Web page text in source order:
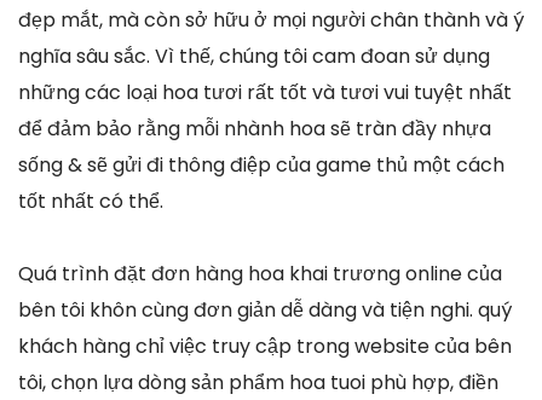
đẹp mắt, mà còn sở hữu ở mọi người chân thành và ý
nghĩa sâu sắc. Vì thế, chúng tôi cam đoan sử dụng
những các loại hoa tươi rất tốt và tươi vui tuyệt nhất
để đảm bảo rằng mỗi nhành hoa sẽ tràn đầy nhựa
sống & sẽ gửi đi thông điệp của game thủ một cách
tốt nhất có thể.
Quá trình đặt đơn hàng hoa khai trương online của
bên tôi khôn cùng đơn giản dễ dàng và tiện nghi. quý
khách hàng chỉ việc truy cập trong website của bên
tôi, chọn lựa dòng sản phẩm hoa tuoi phù hợp, điền